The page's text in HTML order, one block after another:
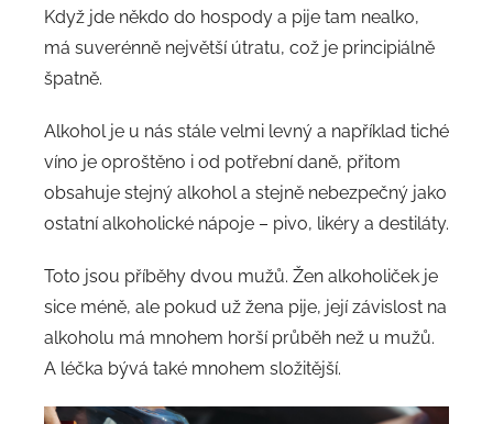
Když jde někdo do hospody a pije tam nealko,
má suverénně největší útratu, což je principiálně
špatně.
Alkohol je u nás stále velmi levný a například tiché
víno je oproštěno i od potřební daně, přitom
obsahuje stejný alkohol a stejně nebezpečný jako
ostatní alkoholické nápoje – pivo, likéry a destiláty.
Toto jsou příběhy dvou mužů. Žen alkoholiček je
sice méně, ale pokud už žena pije, její závislost na
alkoholu má mnohem horší průběh než u mužů.
A léčka bývá také mnohem složitější.